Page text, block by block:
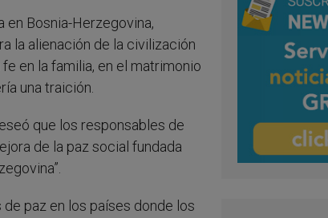
en Bosnia-Herzegovina,
la alienación de la civilización
en la familia, en el matrimonio
una traición.
que los responsables de
de la paz social fundada
paz en los países donde los